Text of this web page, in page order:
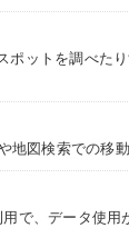
ポットを調べた
地図検索での移
で、データ使用